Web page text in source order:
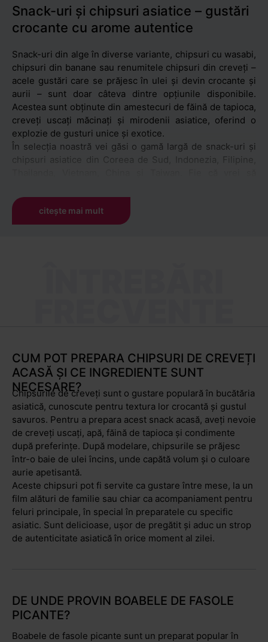
Snack-uri și chipsuri asiatice – gustări
crocante cu arome autentice
Snack-uri din alge în diverse variante, chipsuri cu wasabi,
chipsuri din banane sau renumitele chipsuri din creveți –
acele gustări care se prăjesc în ulei și devin crocante și
aurii – sunt doar câteva dintre opțiunile disponibile.
Acestea sunt obținute din amestecuri de făină de tapioca,
creveți uscați măcinați și mirodenii asiatice, oferind o
explozie de gusturi unice și exotice.
În selecția noastră vei găsi o gamă largă de snack-uri și
chipsuri asiatice din Coreea de Sud, Indonezia, Filipine,
simplu să explorezi arome noi, ai la dispoziție produse
autentice pe care le poți comanda rapid și simplu, cu
livrare în 24–48 de ore.
de soia prăjite, ai ocazia să încerci cele mai inedite
gustări asiatice. Sunt perfecte pentru pauzele de lucru,
petreceri cu prietenii sau momentele de relaxare.
Descoperă-le pe toate, adaugă în coș variantele preferate
și pregătește-te pentru o experiență culinară cu totul
diferită de ceea ce ai gustat până acum.
citește mai mult
CUM POT PREPARA CHIPSURI DE CREVEȚI
ACASĂ ȘI CE INGREDIENTE SUNT
NECESARE?
Chipsurile de creveți sunt o gustare populară în bucătăria
asiatică, cunoscute pentru textura lor crocantă și gustul
savuros. Pentru a prepara acest snack acasă, aveți nevoie
de creveți uscați, apă, făină de tapioca și condimente
după preferințe. După modelare, chipsurile se prăjesc
într-o baie de ulei încins, unde capătă volum și o culoare
aurie apetisantă.
Aceste chipsuri pot fi servite ca gustare între mese, la un
film alături de familie sau chiar ca acompaniament pentru
feluri principale, în special în preparatele cu specific
asiatic. Sunt delicioase, ușor de pregătit și aduc un strop
de autenticitate asiatică în orice moment al zilei.
DE UNDE PROVIN BOABELE DE FASOLE
PICANTE?
Boabele de fasole picante sunt un preparat popular în